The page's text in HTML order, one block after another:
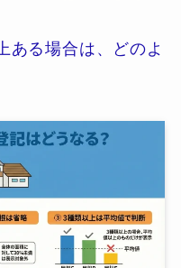
ある場合は、どのよ